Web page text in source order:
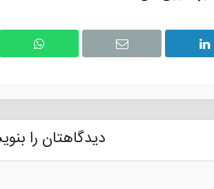
دیدگاهتان را